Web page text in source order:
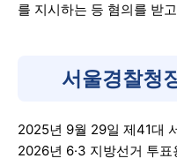
를 지시하는 등 혐의를 받
서울경찰청
2025년 9월 29일 제41대
2026년 6·3 지방선거 투